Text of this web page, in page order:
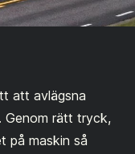
att avlägsna
Genom rätt tryck,
på maskin så